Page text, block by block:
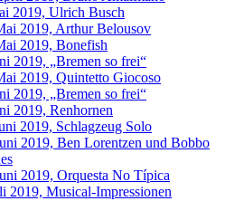
2019, Ulrich Busch
2019, Arthur Belousov
2019, Bonefish
2019, „Bremen so frei“
2019, Quintetto Giocoso
2019, „Bremen so frei“
2019, Renhornen
2019, Schlagzeug Solo
2019, Ben Lorentzen und Bobbo
2019, Orquesta No Típica
2019, Musical-Impressionen